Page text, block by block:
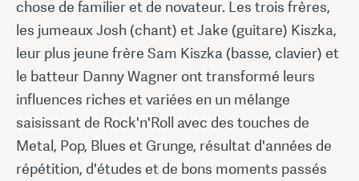
chose de familier et de novateur. Les trois frères,
les jumeaux Josh (chant) et Jake (guitare) Kiszka,
leur plus jeune frère Sam Kiszka (basse, clavier) et
le batteur Danny Wagner ont transformé leurs
influences riches et variées en un mélange
saisissant de Rock'n'Roll avec des touches de
Metal, Pop, Blues et Grunge, résultat d'années de
répétition, d'études et de bons moments passés